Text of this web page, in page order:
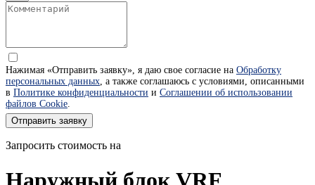
Нажимая «Отправить заявку», я даю свое согласие на Обработку
персональных данных, а также соглашаюсь с условиями, описанными
в Политике конфиденциальности и Соглашении об использовании
файлов Cookie.
Отправить заявку
Запросить стоимость на
Наружный блок VRF